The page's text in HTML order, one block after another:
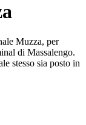
Muzza, per
di Massalengo.
stesso sia posto in